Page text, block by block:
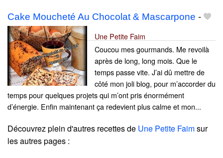
Cake Moucheté Au Chocolat & Mascarpone -
Une Petite Faim
Coucou mes gourmands. Me revoilà
après de long, long mois. Que le
temps passe vite. J’ai dû mettre de
côté mon joli blog, pour m’accorder du
temps pour quelques projets qui m’ont pris énormément
d’énergie. Enfin maintenant ça redevient plus calme et mon...
Découvrez plein d'autres recettes de Une Petite Faimsur
les autres pages :